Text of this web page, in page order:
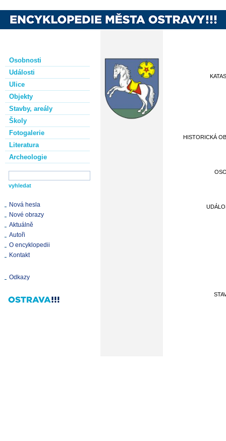
Osobnosti
Události
Ulice
Objekty
Stavby, areály
Školy
Fotogalerie
Literatura
Archeologie
Nová hesla
Nové obrazy
Aktuálně
Autoři
O encyklopedii
Kontakt
Odkazy
HISTORICKÁ